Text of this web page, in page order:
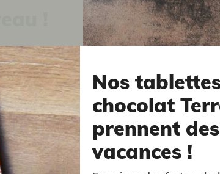
loin
caféiers
soleil
à
Nos
chocolat
prennent des
vacances !